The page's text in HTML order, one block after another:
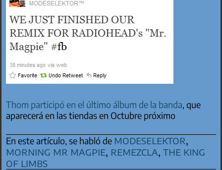
Thom participó en el último álbum de la banda, que
aparecerá en las tiendas en Octubre próximo
En este artículo, se habló de modeselektor,
morning mr magpie, remezcla,the king
of limbs